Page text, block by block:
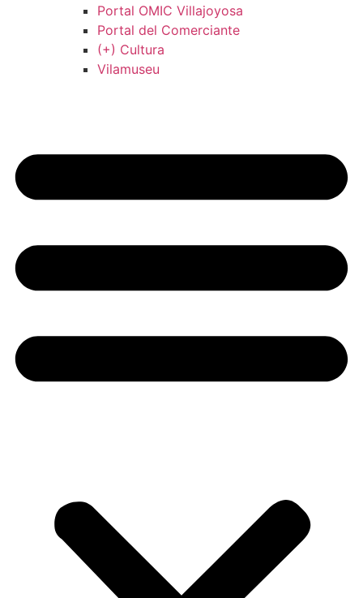
Portal OMIC Villajoyosa
Portal del Comerciante
(+) Cultura
Vilamuseu